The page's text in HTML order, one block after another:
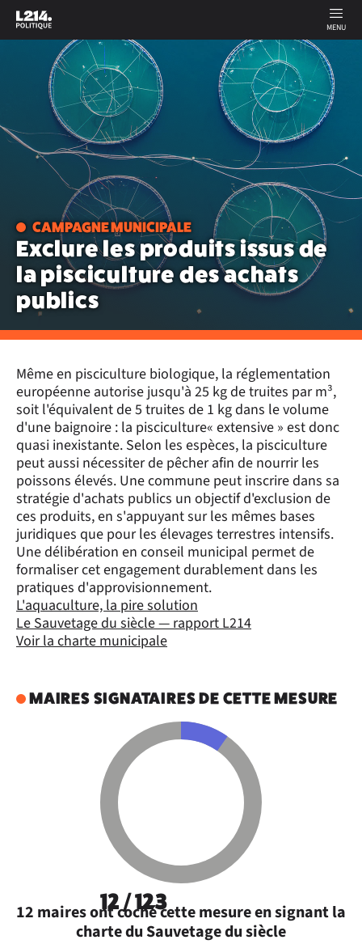
MENU
CAMPAGNE MUNICIPALE
Exclure les produits issus de
la pisciculture des achats
publics
Même en pisciculture biologique, la réglementation
européenne autorise jusqu'à 25 kg de truites par m³,
soit l'équivalent de 5 truites de 1 kg dans le volume
d'une baignoire : la pisciculture« extensive » est donc
quasi inexistante. Selon les espèces, la pisciculture
peut aussi nécessiter de pêcher afin de nourrir les
poissons élevés. Une commune peut inscrire dans sa
stratégie d'achats publics un objectif d'exclusion de
ces produits, en s'appuyant sur les mêmes bases
juridiques que pour les élevages terrestres intensifs.
Une délibération en conseil municipal permet de
formaliser cet engagement durablement dans les
pratiques d'approvisionnement.
L'aquaculture, la pire solution
Le Sauvetage du siècle — rapport L214
Voir la charte municipale
MAIRES SIGNATAIRES DE CETTE MESURE
12 / 123
12 maires ont coché cette mesure en signant la
charte du Sauvetage du siècle